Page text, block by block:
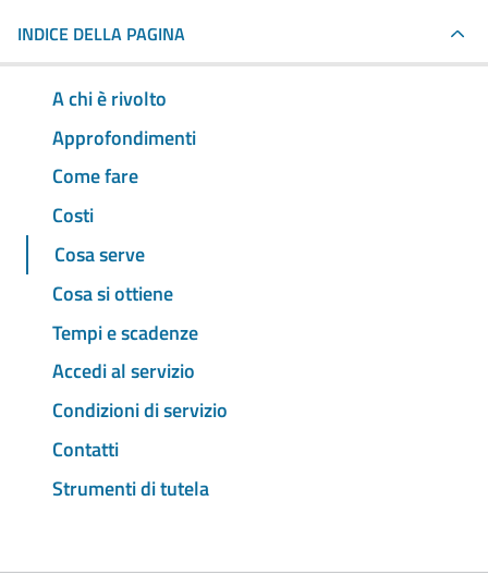
INDICE DELLA PAGINA
A chi è rivolto
Approfondimenti
Come fare
Costi
Cosa serve
Cosa si ottiene
Tempi e scadenze
Accedi al servizio
Condizioni di servizio
Contatti
Strumenti di tutela